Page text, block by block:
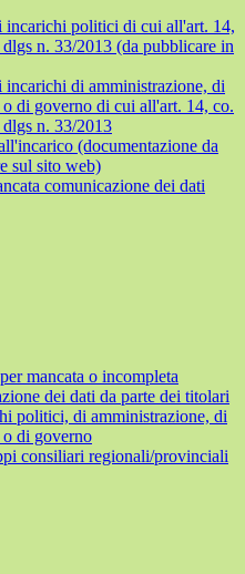
incarichi politici di cui all'art. 14,
n. 33/2013 (da pubblicare in
incarichi di amministrazione, di
di governo di cui all'art. 14, co.
n. 33/2013
(documentazione da
sul sito web)
comunicazione dei dati
mancata o incompleta
dei dati da parte dei titolari
politici, di amministrazione, di
di governo
consiliari regionali/provinciali